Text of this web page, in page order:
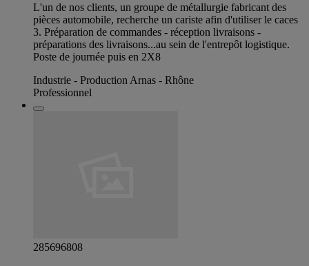
L'un de nos clients, un groupe de métallurgie fabricant des
pièces automobile, recherche un cariste afin d'utiliser le caces
3. Préparation de commandes - réception livraisons -
préparations des livraisons...au sein de l'entrepôt logistique.
Poste de journée puis en 2X8
Industrie - Production Arnas - Rhône
Professionnel
285696808